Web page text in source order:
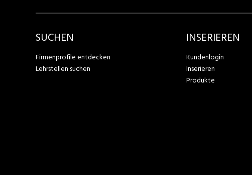
SUCHEN
Firmenprofile entdecken
Lehrstellen suchen
INSERIEREN
Kundenlogin
Inserieren
Produkte